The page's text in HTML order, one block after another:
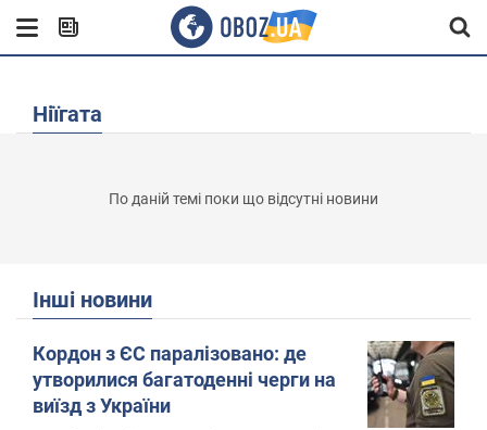
Ніїгата
По даній темі поки що відсутні новини
Інші новини
Кордон з ЄС паралізовано: де
утворилися багатоденні черги на
виїзд з України